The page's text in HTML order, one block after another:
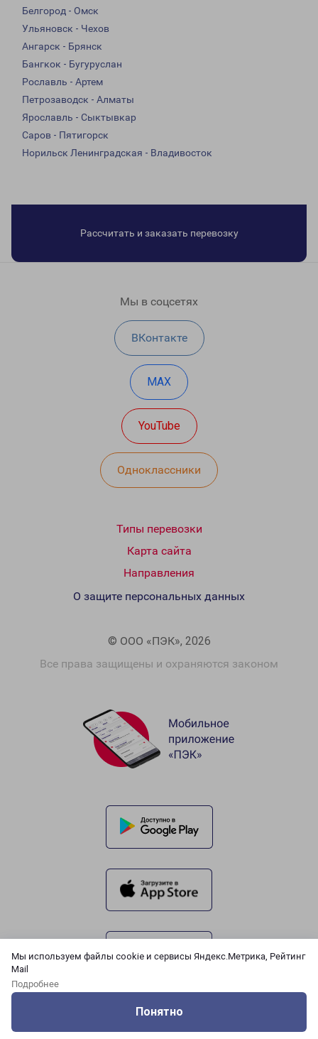
Мы используем файлы cookie и сервисы Яндекс.Метрика, Рейтинг
Mail
Подробнее
Понятно
Белгород - Омск
Ульяновск - Чехов
Ангарск - Брянск
Бангкок - Бугуруслан
Рославль - Артем
Петрозаводск - Алматы
Ярославль - Сыктывкар
Саров - Пятигорск
Норильск Ленинградская - Владивосток
Рассчитать и заказать перевозку
Мы в соцсетях
ВКонтакте
MAX
YouTube
Одноклассники
Типы перевозки
Карта сайта
Направления
© ООО «ПЭК», 2026
Все права защищены и охраняются законом
О защите персональных данных